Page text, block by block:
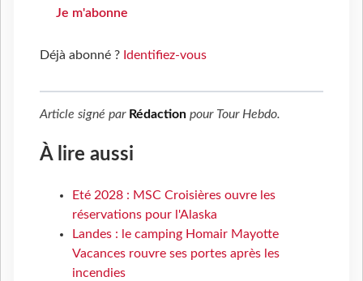
Je m'abonne
Déjà abonné ? Identifiez-vous
Article signé par Rédaction pour Tour Hebdo.
À lire aussi
Eté 2028 : MSC Croisières ouvre les
réservations pour l'Alaska
Landes : le camping Homair Mayotte
Vacances rouvre ses portes après les
incendies